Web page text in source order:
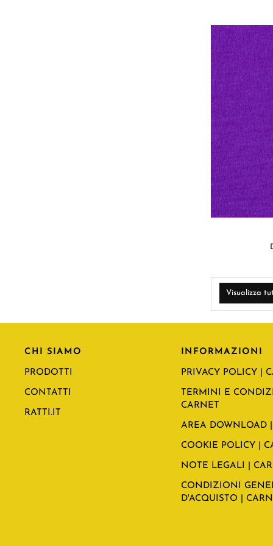
Visualizza
CHI SIAMO
PRODOTTI
CONTATTI
RATTI.IT
INFORMAZIONI
PRIVACY POLICY |
TERMINI E
CARNET
AREA DOWNLOAD
COOKIE POLICY |
NOTE LEGALI |
CONDIZIONI
D'ACQUISTO |